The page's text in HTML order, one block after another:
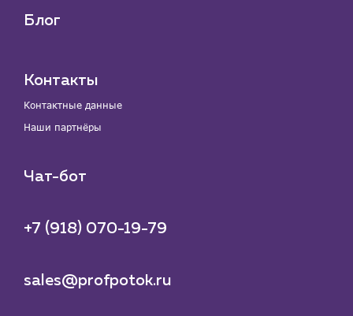
Блог
Контакты
Контактные данные
Наши партнёры
Чат-бот
+7 (918) 070-19-79
sales@profpotok.ru